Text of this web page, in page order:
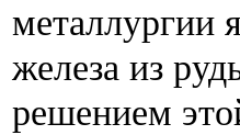
металлургии
железа из
решением